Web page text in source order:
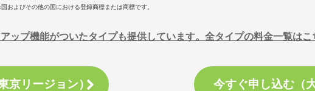
よびその他の国における登録商標または商標です。
ップ機能がついたタイプも提供しています。全タイプの料金一覧はこ
京リージョン） 今すぐ申し込む（